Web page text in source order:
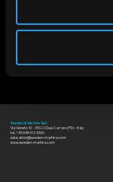
Sweden & Martina SpA
Via Veneto 10 - 35020 Due Carrare (PD) - Italy
tel. +39.049.9124300
education@sweden-martina.com
www.sweden-martina.com